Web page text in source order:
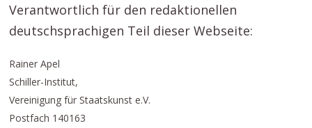
Verantwortlich für den redaktionellen
deutschsprachigen Teil dieser Webseite:
Rainer Apel
Schiller-Institut,
Vereinigung für Staatskunst e.V.
Postfach 140163